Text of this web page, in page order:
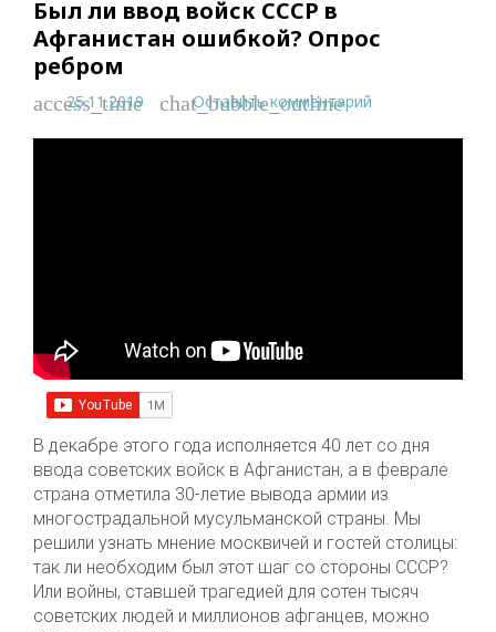
Был ли ввод войск СССР в
Афганистан ошибкой? Опрос
ребром
access_time
25.11.2019 chat_bubble_outline
Оставить комментарий
В декабре этого года исполняется 40 лет со дня
ввода советских войск в Афганистан, а в феврале
страна отметила 30-летие вывода армии из
многострадальной мусульманской страны. Мы
решили узнать мнение москвичей и гостей столицы:
так ли необходим был этот шаг со стороны СССР?
Или войны, ставшей трагедией для сотен тысяч
советских людей и миллионов афганцев, можно